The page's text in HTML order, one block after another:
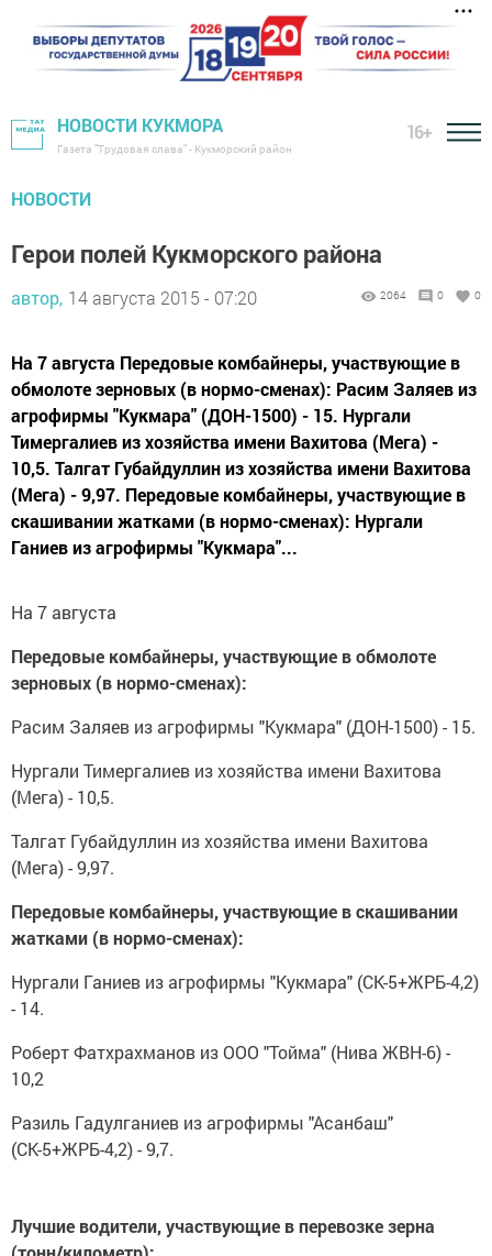
НОВОСТИ КУКМОРА
Газета "Трудовая слава" - Кукморский район
16+
НОВОСТИ
Герои полей Кукморского района
автор, 14 августа 2015 - 07:20 2064 0 0
На 7 августа Передовые комбайнеры, участвующие в
обмолоте зерновых (в нормо-сменах): Расим Заляев из
агрофирмы "Кукмара" (ДОН-1500) - 15. Нургали
Тимергалиев из хозяйства имени Вахитова (Мега) -
10,5. Талгат Губайдуллин из хозяйства имени Вахитова
(Мега) - 9,97. Передовые комбайнеры, участвующие в
скашивании жатками (в нормо-сменах): Нургали
Ганиев из агрофирмы "Кукмара"...
На 7 августа
Передовые комбайнеры, участвующие в обмолоте
зерновых (в нормо-сменах):
Расим Заляев из агрофирмы "Кукмара" (ДОН-1500) - 15.
Нургали Тимергалиев из хозяйства имени Вахитова
(Мега) - 10,5.
Талгат Губайдуллин из хозяйства имени Вахитова
(Мега) - 9,97.
Передовые комбайнеры, участвующие в скашивании
жатками (в нормо-сменах):
Нургали Ганиев из агрофирмы "Кукмара" (СК-5+ЖРБ-4,2)
- 14.
Роберт Фатхрахманов из ООО "Тойма" (Нива ЖВН-6) -
10,2
Разиль Гадулганиев из агрофирмы "Асанбаш"
(СК-5+ЖРБ-4,2) - 9,7.
Лучшие водители, участвующие в перевозке зерна